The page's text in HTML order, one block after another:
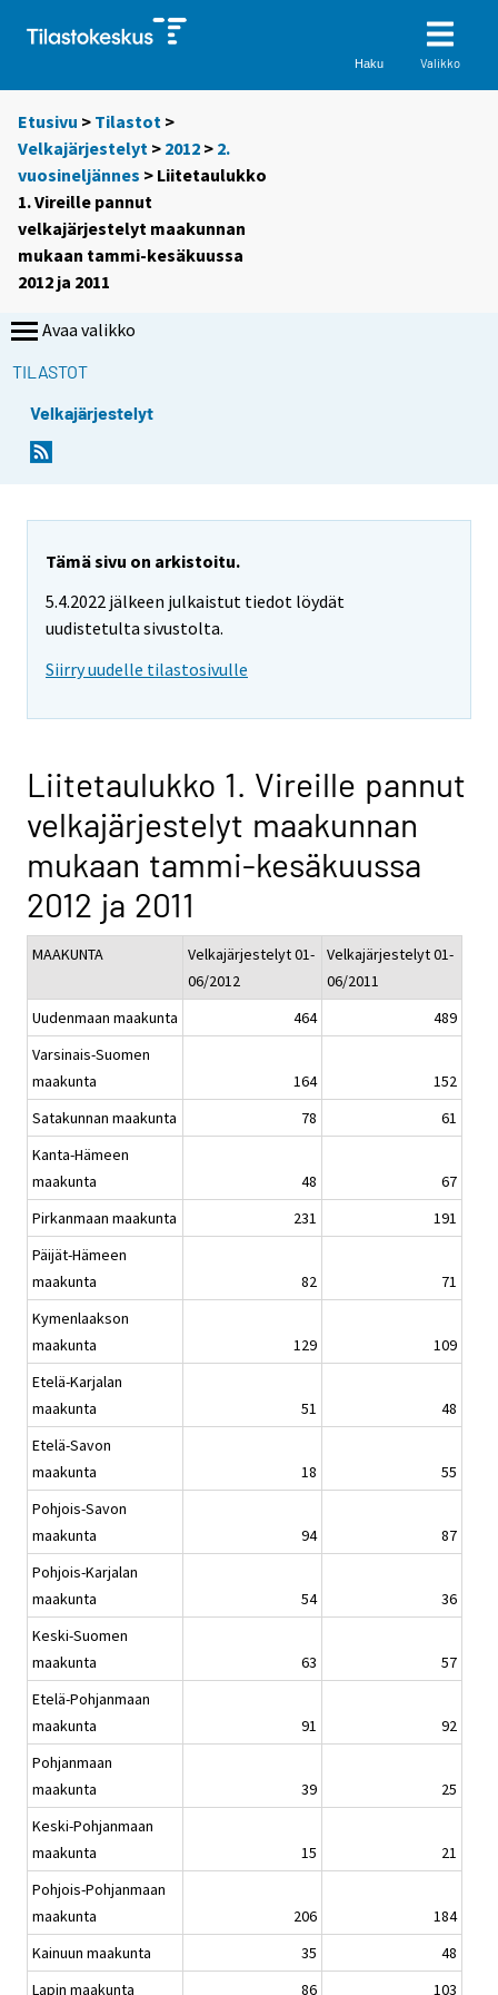
Haku Valikko
Etusivu > Tilastot >
Velkajärjestelyt > 2012 > 2.
vuosineljännes > Liitetaulukko
1. Vireille pannut
velkajärjestelyt maakunnan
mukaan tammi-kesäkuussa
2012 ja 2011
Avaa valikko
TILASTOT
Velkajärjestelyt
Tämä sivu on arkistoitu.
5.4.2022 jälkeen julkaistut tiedot löydät
uudistetulta sivustolta.
Siirry uudelle tilastosivulle
Liitetaulukko 1. Vireille pannut
velkajärjestelyt maakunnan
mukaan tammi-kesäkuussa
2012 ja 2011
MAAKUNTA
Velkajärjestelyt 01-
06/2012
Velkajärjestelyt 01-
06/2011
Uudenmaan maakunta
464
489
Varsinais-Suomen
maakunta
164
152
Satakunnan maakunta
78
61
Kanta-Hämeen
maakunta
48
67
Pirkanmaan maakunta
231
191
Päijät-Hämeen
maakunta
82
71
Kymenlaakson
maakunta
129
109
Etelä-Karjalan
maakunta
51
48
Etelä-Savon
maakunta
18
55
Pohjois-Savon
maakunta
94
87
Pohjois-Karjalan
maakunta
54
36
Keski-Suomen
maakunta
63
57
Etelä-Pohjanmaan
maakunta
91
92
Pohjanmaan
maakunta
39
25
Keski-Pohjanmaan
maakunta
15
21
Pohjois-Pohjanmaan
maakunta
206
184
Kainuun maakunta
35
48
Lapin maakunta
86 103